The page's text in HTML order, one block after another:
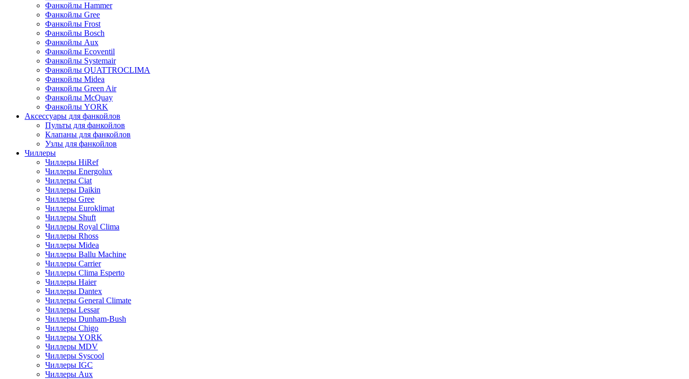
Фанкойлы Hammer
Фанкойлы Gree
Фанкойлы Frost
Фанкойлы Bosch
Фанкойлы Aux
Фанкойлы Ecoventil
Фанкойлы Systemair
Фанкойлы QUATTROCLIMA
Фанкойлы Midea
Фанкойлы Green Air
Фанкойлы McQuay
Фанкойлы YORK
Аксессуары для фанкойлов
Пульты для фанкойлов
Клапаны для фанкойлов
Узлы для фанкойлов
Чиллеры
Чиллеры HiRef
Чиллеры Energolux
Чиллеры Ciat
Чиллеры Daikin
Чиллеры Gree
Чиллеры Euroklimat
Чиллеры Shuft
Чиллеры Royal Clima
Чиллеры Rhoss
Чиллеры Midea
Чиллеры Ballu Machine
Чиллеры Carrier
Чиллеры Clima Esperto
Чиллеры Haier
Чиллеры Dantex
Чиллеры General Climate
Чиллеры Lessar
Чиллеры Dunham-Bush
Чиллеры Chigo
Чиллеры YORK
Чиллеры MDV
Чиллеры Syscool
Чиллеры IGC
Чиллеры Aux